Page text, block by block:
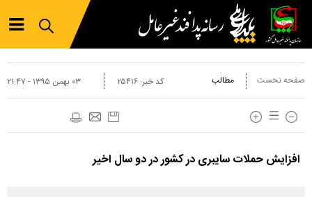
صفحه نخست مطالب ۰۳ بهمن ۱۳۹۵ - ۲۱:۴۷ کد خبر: ۲۵۴۱۶
افزایش حملات سایبری در کشور در دو سال اخیر